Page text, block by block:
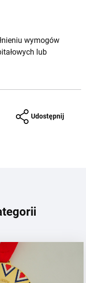
wymogów
lub
Udostępnij